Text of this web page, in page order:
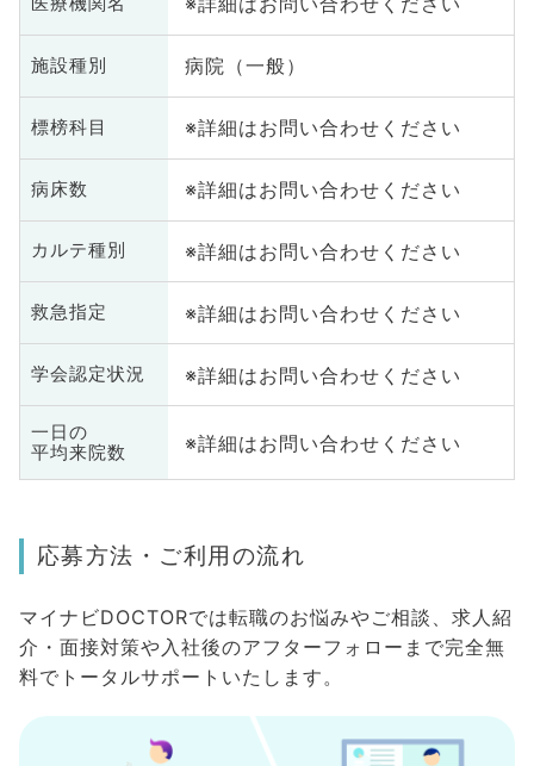
施設種別 病院（一般）
標榜科目 ※詳細はお問い合わせください
病床数 ※詳細はお問い合わせください
カルテ種別 ※詳細はお問い合わせください
救急指定 ※詳細はお問い合わせください
学会認定状況 ※詳細はお問い合わせください
一日の
平均来院数
※詳細はお問い合わせください
応募方法・ご利用の流れ
マイナビDOCTORでは転職のお悩みやご相談、求人紹
介・面接対策や入社後のアフターフォローまで完全無
料でトータルサポートいたします。